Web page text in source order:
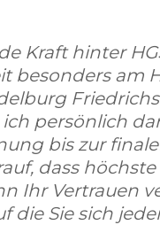
Kraft hinter
besonders am
persönlich
bis zur
dass
Ihr Vertrauen
die Sie sich